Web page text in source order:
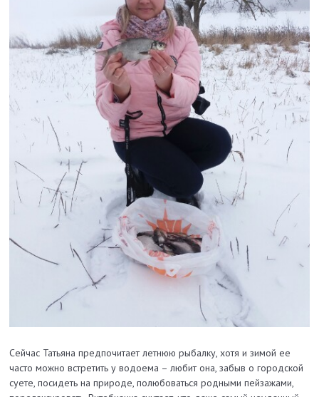
Сейчас Татьяна предпочитает летнюю рыбалку, хотя и зимой ее
часто можно встретить у водоема – любит она, забыв о городской
суете, посидеть на природе, полюбоваться родными пейзажами,